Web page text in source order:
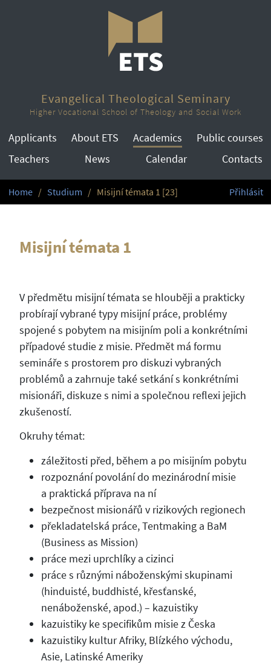
Evangelical Theological Seminary
Higher Vocational School of Theology and Social Work
Applicants About ETS Academics
Public courses
Teachers
News Calendar Contacts
Home Studium Misijní témata 1 [23] Přihlásit
Misijní témata 1
V předmětu misijní témata se hlouběji a prakticky
probírají vybrané typy misijní práce, problémy
spojené s pobytem na misijním poli a konkrétními
případové studie z misie. Předmět má formu
semináře s prostorem pro diskuzi vybraných
problémů a zahrnuje také setkání s konkrétními
misionáři, diskuze s nimi a společnou reflexi jejich
zkušeností.
Okruhy témat:
záležitosti před, během a po misijním pobytu
rozpoznání povolání do mezinárodní misie
a praktická příprava na ní
bezpečnost misionářů v rizikových regionech
překladatelská práce, Tentmaking a BaM
(Business as Mission)
práce mezi uprchlíky a cizinci
práce s různými náboženskými skupinami
(hinduisté, buddhisté, křesťanské,
nenáboženské, apod.) – kazuistiky
kazuistiky ke specifikům misie z Česka
kazuistiky kultur Afriky, Blízkého východu,
Asie, Latinské Ameriky